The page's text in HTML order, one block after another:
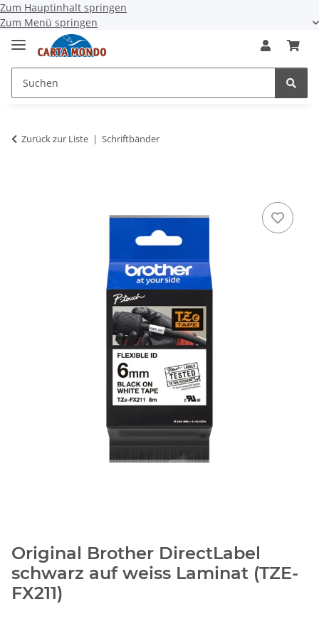
Zum Hauptinhalt springen
Zum Menü springen
Zurück zur Liste Schriftbänder
Original Brother DirectLabel
schwarz auf weiss Laminat (TZE-
FX211)